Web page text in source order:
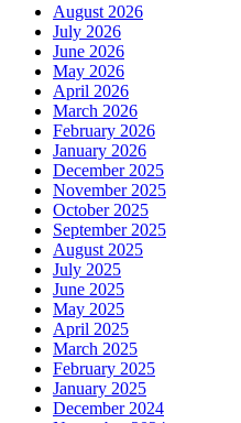
August 2026
July 2026
June 2026
May 2026
April 2026
March 2026
February 2026
January 2026
December 2025
November 2025
October 2025
September 2025
August 2025
July 2025
June 2025
May 2025
April 2025
March 2025
February 2025
January 2025
December 2024